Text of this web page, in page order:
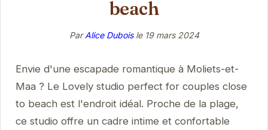
beach
ParAlice Duboisle 19 mars 2024
Envie d'une escapade romantique à Moliets-et-
Maa ? Le Lovely studio perfect for couples close
to beach est l'endroit idéal. Proche de la plage,
ce studio offre un cadre intime et confortable